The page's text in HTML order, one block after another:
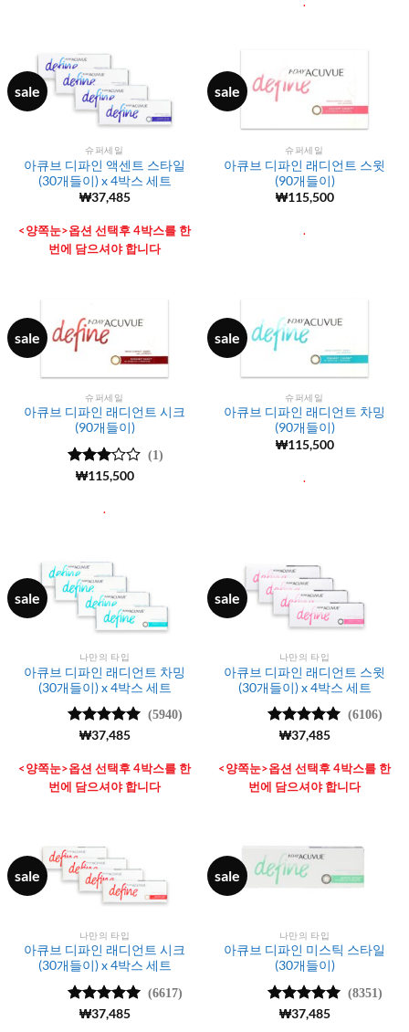
sale
슈퍼세일
아큐브 디파인 액센트 스타일
(30개들이) x 4박스 세트
₩37,485
<양쪽눈>옵션 선택후 4박스를 한
번에 담으셔야 합니다
sale
슈퍼세일
아큐브 디파인 래디언트 스윗
(90개들이)
₩115,500
.
sale
슈퍼세일
아큐브 디파인 래디언트 시크
(90개들이)
5 중에
(1)
₩115,500
.
sale
슈퍼세일
아큐브 디파인 래디언트 차밍
(90개들이)
₩115,500
.
sale
나만의 타입
아큐브 디파인 래디언트 차밍
(30개들이) x 4박스 세트
5 중에서
가됨
(5940)
₩37,485
<양쪽눈>옵션 선택후 4박스를 한
번에 담으셔야 합니다
sale
나만의 타입
아큐브 디파인 래디언트 스윗
(30개들이) x 4박스 세트
5 중에서
가됨
(6106)
₩37,485
<양쪽눈>옵션 선택후 4박스를 한
번에 담으셔야 합니다
sale
나만의 타입
아큐브 디파인 래디언트 시크
(30개들이) x 4박스 세트
5 중에서
(6617)
₩37,485
sale
나만의 타입
아큐브 디파인 미스틱 스타일
(30개들이)
5 중에서
(8351)
₩37,485